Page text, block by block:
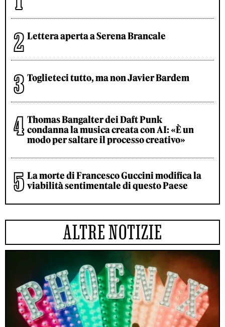
Lettera aperta a Serena Brancale
Toglieteci tutto, ma non Javier Bardem
Thomas Bangalter dei Daft Punk
condanna la musica creata con AI: «È un
modo per saltare il processo creativo»
La morte di Francesco Guccini modifica la
viabilità sentimentale di questo Paese
ALTRE NOTIZIE